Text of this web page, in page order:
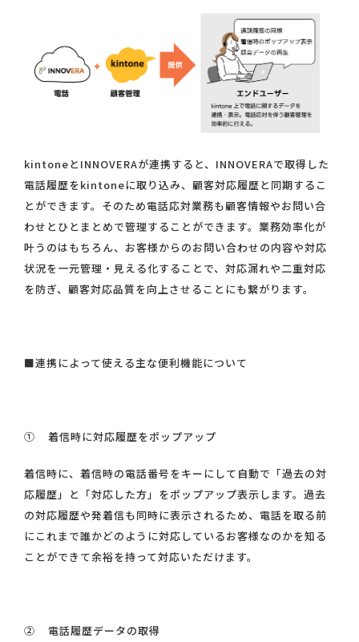
kintoneとINNOVERAが連携すると、INNOVERAで取得した
電話履歴をkintoneに取り込み、顧客対応履歴と同期するこ
とができます。そのため電話応対業務も顧客情報やお問い合
わせとひとまとめで管理することができます。業務効率化が
叶うのはもちろん、お客様からのお問い合わせの内容や対応
状況を一元管理・見える化することで、対応漏れや二重対応
を防ぎ、顧客対応品質を向上させることにも繋がります。
■連携によって使える主な便利機能について
① 着信時に対応履歴をポップアップ
着信時に、着信時の電話番号をキーにして自動で「過去の対
応履歴」と「対応した方」をポップアップ表示します。過去
の対応履歴や発着信も同時に表示されるため、電話を取る前
にこれまで誰かどのように対応しているお客様なのかを知る
ことができて余裕を持って対応いただけます。
② 電話履歴データの取得